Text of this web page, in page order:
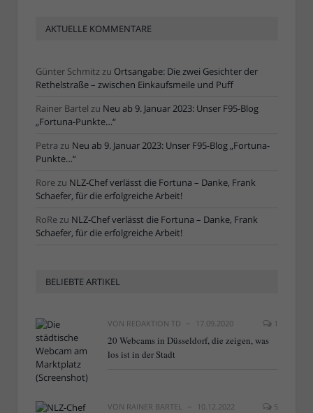
AKTUELLE KOMMENTARE
Günter Schmitzzu Ortsangabe: Die zwei Gesichter der
Rethelstraße – zwischen Einkaufsmeile und Puff
Rainer Bartel zu Neu ab 9. Januar 2023: Unser F95-Blog
„Fortuna-Punkte…“
Petra zu Neu ab 9. Januar 2023: Unser F95-Blog „Fortuna-
Punkte…“
Rorezu NLZ-Chef verlässt die Fortuna – Danke, Frank
Schaefer, für die erfolgreiche Arbeit!
RoRezu NLZ-Chef verlässt die Fortuna – Danke, Frank
Schaefer, für die erfolgreiche Arbeit!
BELIEBTE ARTIKEL
VON REDAKTION TD 17.09.2020 1
20 Webcams in Düsseldorf, die zeigen, was
los ist in der Stadt
VON RAINER BARTEL 10.12.2022 5